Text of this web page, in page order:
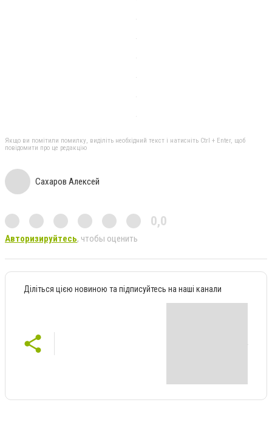
Якщо ви помітили помилку, виділіть необхідний текст і натисніть Ctrl + Enter, щоб
повідомити про це редакцію
Сахаров Алексей
0,0
Авторизируйтесь, чтобы оценить
Діліться цією новиною та підписуйтесь на наші канали